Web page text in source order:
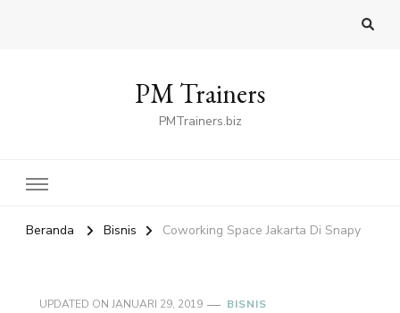
PM Trainers
PMTrainers.biz
Beranda Bisnis Coworking Space Jakarta Di Snapy
UPDATED ON JANUARI 29, 2019 BISNIS